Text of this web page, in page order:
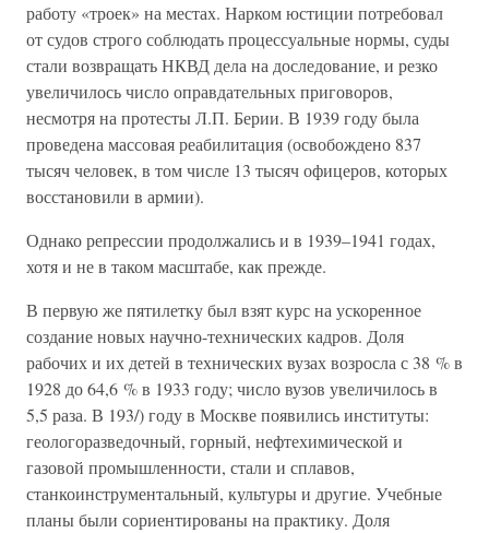
работу «троек» на местах. Нарком юстиции потребовал
от судов строго соблюдать процессуальные нормы, суды
стали возвращать НКВД дела на доследование, и резко
увеличилось число оправдательных приговоров,
несмотря на протесты Л.П. Берии. В 1939 году была
проведена массовая реабилитация (освобождено 837
тысяч человек, в том числе 13 тысяч офицеров, которых
восстановили в армии).
Однако репрессии продолжались и в 1939–1941 годах,
хотя и не в таком масштабе, как прежде.
В первую же пятилетку был взят курс на ускоренное
создание новых научно-технических кадров. Доля
рабочих и их детей в технических вузах возросла с 38 % в
1928 до 64,6 % в 1933 году; число вузов увеличилось в
5,5 раза. В 193/) году в Москве появились институты:
геологоразведочный, горный, нефтехимической и
газовой промышленности, стали и сплавов,
станкоинструментальный, культуры и другие. Учебные
планы были сориентированы на практику. Доля